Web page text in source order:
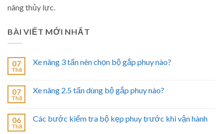
nâng thủy lực.
BÀI VIẾT MỚI NHẤT
07
Th8
Xe nâng 3 tấn nên chọn bộ gắp phuy nào?
07
Th8
Xe nâng 2.5 tấn dùng bộ gắp phuy nào?
06
Th8
Các bước kiểm tra bộ kẹp phuy trước khi vận hành